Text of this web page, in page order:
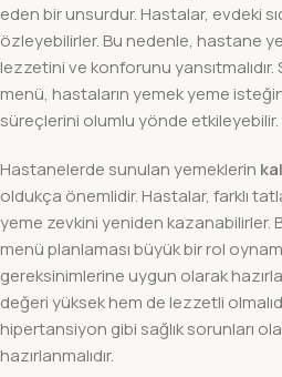
eden bir unsurdur. Hastalar, evdeki
özleyebilirler. Bu nedenle, hastane
lezzetini ve konforunu yansıtmalıdır.
menü, hastaların yemek yeme
süreçlerini olumlu yönde etkileyebilir.
Hastanelerde sunulan yemeklerin
oldukça önemlidir. Hastalar, farklı
yeme zevkini yeniden kazanabilirler.
menü planlaması büyük bir rol
gereksinimlerine uygun olarak
değeri yüksek hem de lezzetli
hipertansiyon gibi sağlık sorunları
hazırlanmalıdır.